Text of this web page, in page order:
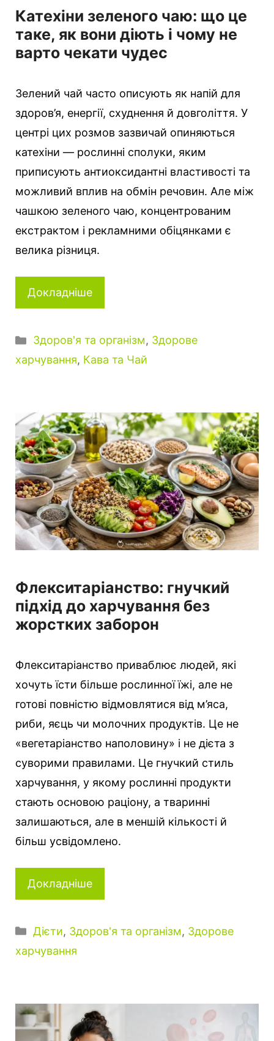
Катехіни зеленого чаю: що це
таке, як вони діють і чому не
варто чекати чудес
Зелений чай часто описують як напій для
здоров’я, енергії, схуднення й довголіття. У
центрі цих розмов зазвичай опиняються
катехіни — рослинні сполуки, яким
приписують антиоксидантні властивості та
можливий вплив на обмін речовин. Але між
чашкою зеленого чаю, концентрованим
екстрактом і рекламними обіцянками є
велика різниця.
Докладніше
Категорії
Здоров'я та організм, Здорове
харчування, Кава та Чай
Флекситаріанство: гнучкий
підхід до харчування без
жорстких заборон
Флекситаріанство приваблює людей, які
хочуть їсти більше рослинної їжі, але не
готові повністю відмовлятися від м’яса,
риби, яєць чи молочних продуктів. Це не
«вегетаріанство наполовину» і не дієта з
суворими правилами. Це гнучкий стиль
харчування, у якому рослинні продукти
стають основою раціону, а тваринні
залишаються, але в меншій кількості й
більш усвідомлено.
Докладніше
Категорії
Дієти, Здоров'я та організм, Здорове
харчування